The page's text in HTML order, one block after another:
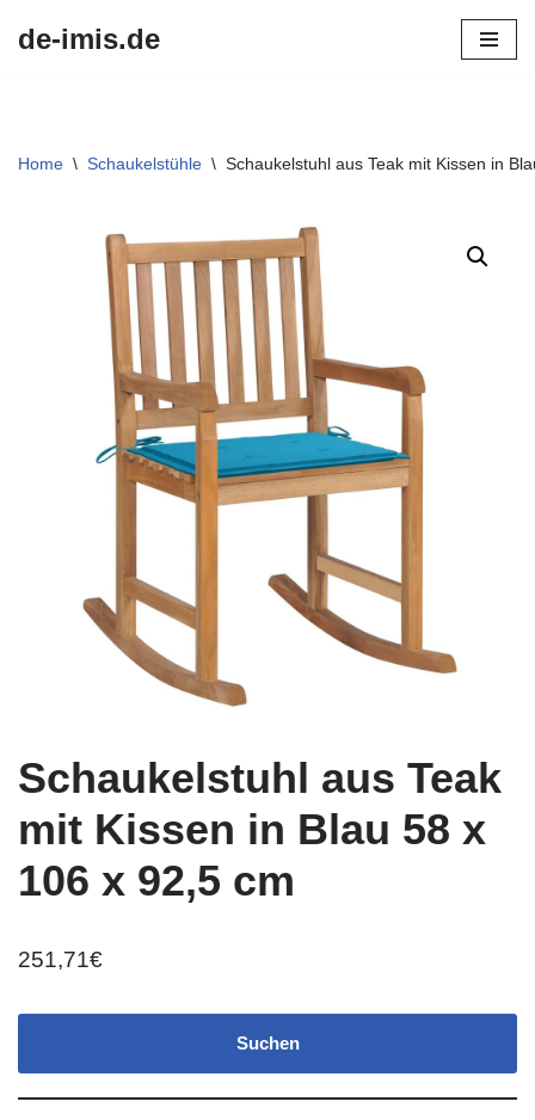
de-imis.de
Home \ Schaukelstühle \ Schaukelstuhl aus Teak mit Kissen in
Schaukelstuhl aus Teak
mit Kissen in Blau 58 x
106 x 92,5 cm
251,71€
Suchen